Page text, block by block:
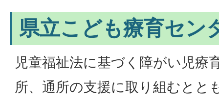
県立こども療育セン
児童福祉法に基づく障がい児療
所、通所の支援に取り組むとと